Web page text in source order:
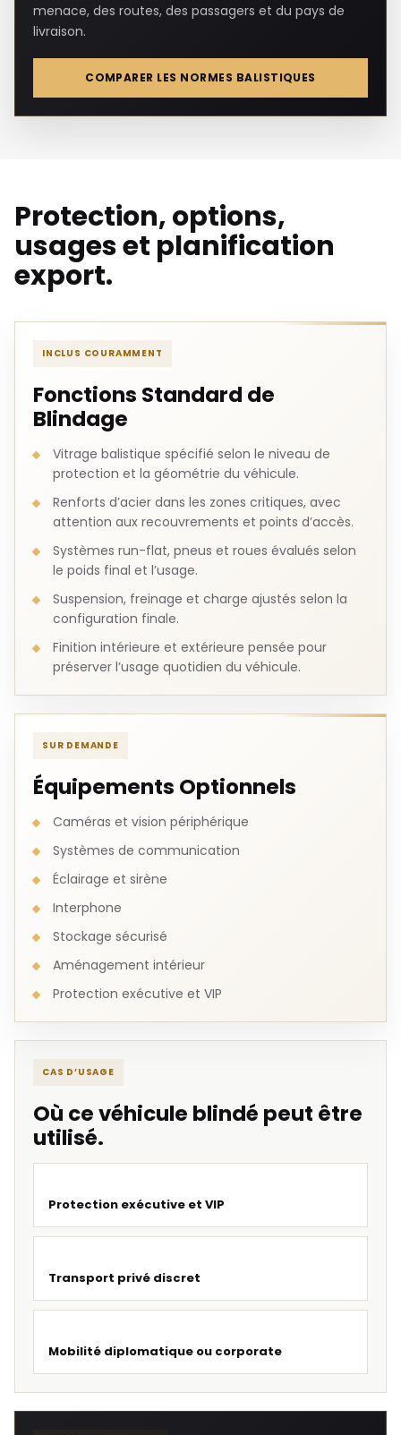
menace, des routes, des passagers et du pays de
livraison.
COMPARER LES NORMES BALISTIQUES
Protection, options,
usages et planification
export.
INCLUS COURAMMENT
Fonctions Standard de
Blindage
Vitrage balistique spécifié selon le niveau de
protection et la géométrie du véhicule.
Renforts d’acier dans les zones critiques, avec
attention aux recouvrements et points d’accès.
Systèmes run-flat, pneus et roues évalués selon
le poids final et l’usage.
Suspension, freinage et charge ajustés selon la
configuration finale.
Finition intérieure et extérieure pensée pour
préserver l’usage quotidien du véhicule.
SUR DEMANDE
Équipements Optionnels
Caméras et vision périphérique
Systèmes de communication
Éclairage et sirène
Interphone
Stockage sécurisé
Aménagement intérieur
Protection exécutive et VIP
CAS D’USAGE
Où ce véhicule blindé peut être
utilisé.
Protection exécutive et VIP
Transport privé discret
Mobilité diplomatique ou corporate